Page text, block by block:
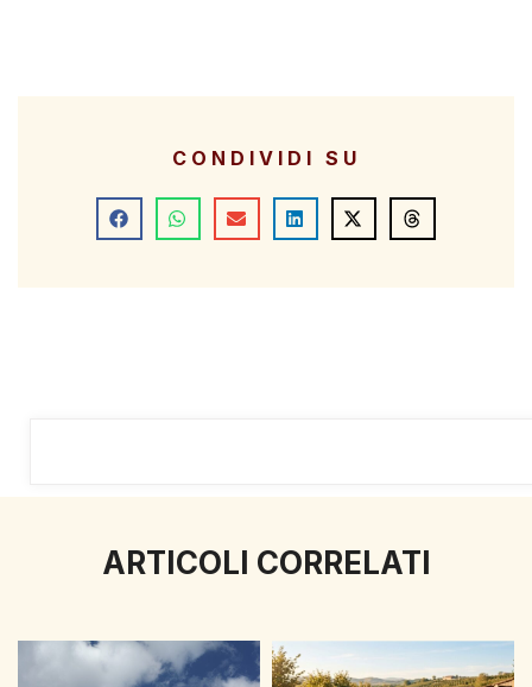
CONDIVIDI SU
ARTICOLI CORRELATI